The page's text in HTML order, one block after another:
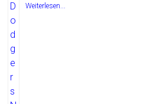
Weiterlesen...